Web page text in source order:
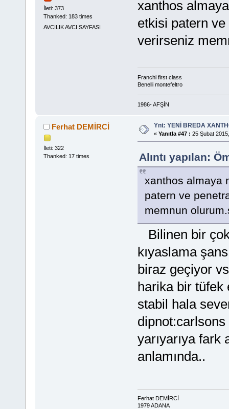
İleti: 373
Thanked: 183 times
AVCILIK AVCI SAYFASI
xanthos
etkisi patern ve
verirseniz
Franchi first class
Benelli montefeltro
1986- AFŞİN
Ferhat DEMİRCİ
İleti: 322
Thanked: 17 times
Ynt: YENİ BREDA
« Yanıtla #47 : 25 Şubat
Alıntı yapılan:
xanthos almaya
patern ve
memnun
Bilinen bir
kıyaslama
biraz geçiyor
harika bir tüfek
stabil hala
yarıyarıya
anlamında..
Ferhat DEMİRCİ
1979 ADANA